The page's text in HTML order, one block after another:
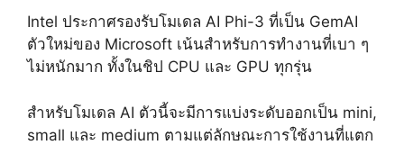
Intel ประกาศรองรับโมเดล AI Phi-3 ที่เป็น GemAI
ตัวใหม่ของ Microsoft เน้นสำหรับการทำงานที่เบา ๆ
ไม่หนักมาก ทั้งในชิป CPU และ GPU ทุกรุ่น
สำหรับโมเดล AI ตัวนี้จะมีการแบ่งระดับออกเป็น mini,
small และ medium ตามแต่ลักษณะการใช้งานที่แตก